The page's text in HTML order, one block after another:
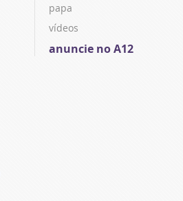
papa
vídeos
anuncie no A12